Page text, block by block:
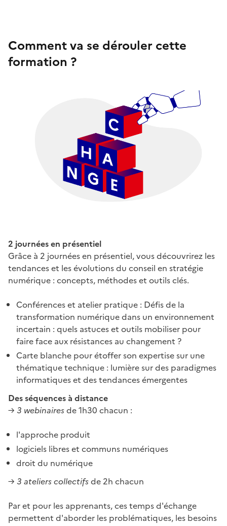
Comment va se dérouler cette
formation ?
2 journées en présentiel
Grâce à 2 journées en présentiel, vous découvrirez les
tendances et les évolutions du conseil en stratégie
numérique : concepts, méthodes et outils clés.
Conférences et atelier pratique : Défis de la
transformation numérique dans un environnement
incertain : quels astuces et outils mobiliser pour
faire face aux résistances au changement ?
Carte blanche pour étoffer son expertise sur une
thématique technique : lumière sur des paradigmes
informatiques et des tendances émergentes
Des séquences à distance
→ 3 webinairesde 1h30 chacun :
l'approche produit
logiciels libres et communs numériques
droit du numérique
→ 3 ateliers collectifsde 2h chacun
Par et pour les apprenants, ces temps d'échange
permettent d'aborder les problématiques, les besoins